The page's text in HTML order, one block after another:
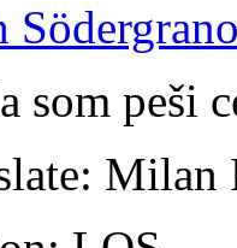
som peši
Milan